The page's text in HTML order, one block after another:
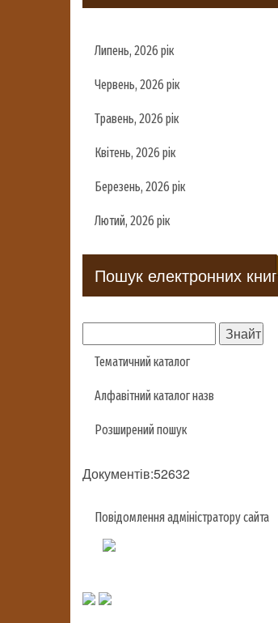
Липень, 2026 рік
Червень, 2026 рік
Травень, 2026 рік
Квітень, 2026 рік
Березень, 2026 рік
Лютий, 2026 рік
Пошук електронних книг
Тематичний каталог
Алфавітний каталог назв
Розширений пошук
Документів:52632
Повідомлення адміністратору сайта